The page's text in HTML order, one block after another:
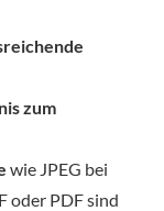
zum
wie JPEG bei
oder PDF sind